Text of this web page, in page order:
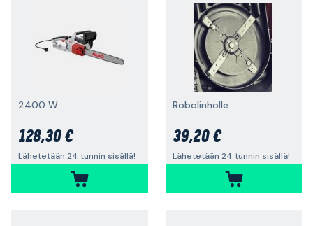
2400 W
128,30 €
Lähetetään 24 tunnin sisällä!
Robolinholle
39,20 €
Lähetetään 24 tunnin sisällä!